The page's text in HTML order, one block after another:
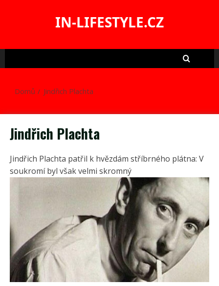
IN-LIFESTYLE.CZ
Domů Jindřich Plachta
Jindřich Plachta
Jindřich Plachta patřil k hvězdám stříbrného plátna: V
soukromí byl však velmi skromný